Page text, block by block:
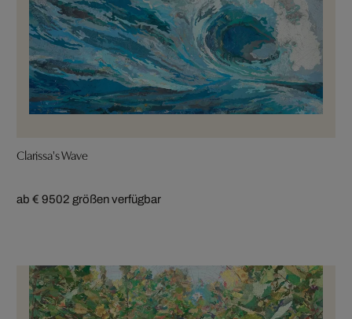
Clarissa's Wave
ab € 9502 größen verfügbar